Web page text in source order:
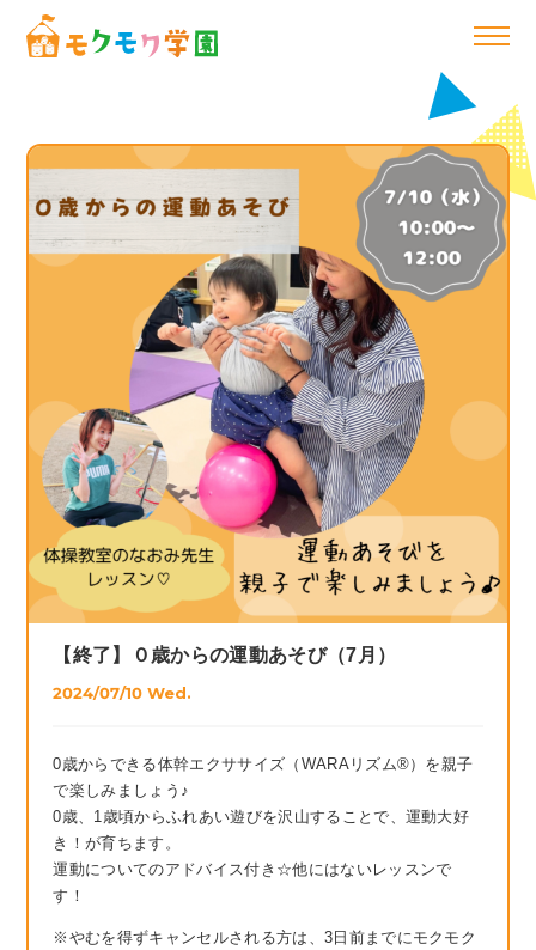
【終了】０歳からの運動あそび（7月）
2024/07/10 Wed.
0歳からできる体幹エクササイズ（WARAリズム®）を親子
で楽しみましょう♪
0歳、1歳頃からふれあい遊びを沢山することで、運動大好
き！が育ちます。
運動についてのアドバイス付き☆他にはないレッスンで
す！
※やむを得ずキャンセルされる方は、3日前までにモクモク